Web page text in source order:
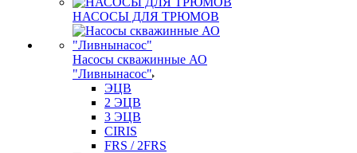
НАСОСЫ ДЛЯ ТРЮМОВ
Насосы скважинные АО
"Ливнынасос"
ЭЦВ
2 ЭЦВ
3 ЭЦВ
CIRIS
FRS / 2FRS